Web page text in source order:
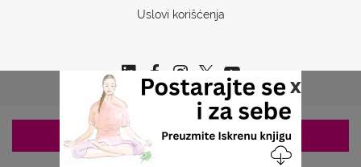
x
Uslovi korišćenja
Copyrights © 2026 Sva prava www.stetoskop.info
ZAKAZIVANJE 063/687-460